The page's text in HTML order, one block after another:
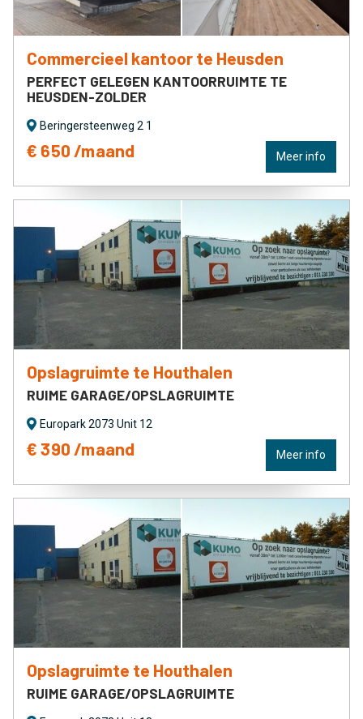
Commercieel kantoor te Heusden
Beringersteenweg 2 1
PERFECT GELEGEN KANTOORRUIMTE TE
HEUSDEN-ZOLDER
€ 650 /maand Meer info
Opslagruimte te Houthalen
Europark 2073 Unit 12
RUIME GARAGE/OPSLAGRUIMTE
€ 390 /maand Meer info
Opslagruimte te Houthalen
RUIME GARAGE/OPSLAGRUIMTE